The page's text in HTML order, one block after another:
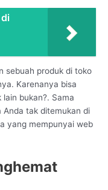
sebuah produk di toko
Karenanya bisa
bukan?. Sama
Anda tak ditemukan di
yang mempunyai web